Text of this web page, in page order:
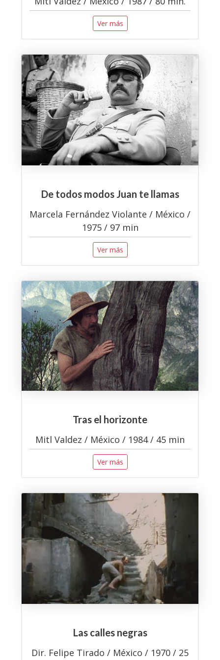
Ver más
De todos modos Juan te llamas
Marcela Fernández Violante / México /
1975 / 97 min
Ver más
Tras el horizonte
Mitl Valdez / México / 1984 / 45 min
Ver más
Las calles negras
Dir. Felipe Tirado / México / 1970 / 25